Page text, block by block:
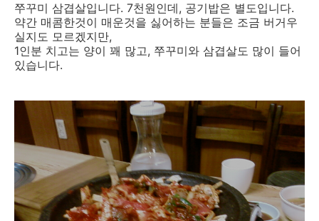
쭈꾸미 삼겹살입니다. 7천원인데, 공기밥은 별도입니다.
약간 매콤한것이 매운것을 싫어하는 분들은 조금 버거우
실지도 모르겠지만,
1인분 치고는 양이 꽤 많고, 쭈꾸미와 삼겹살도 많이 들어
있습니다.